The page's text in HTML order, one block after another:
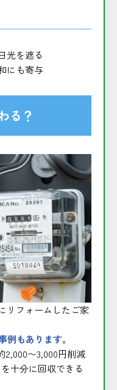
光を遮る
にも寄与
る？
リフォームしたご家
例もあります。
〜3,000円削減
十分に回収できる